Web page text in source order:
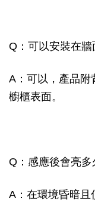
Q：可以安裝在牆
A：可以，產品附
櫥櫃表面。
Q：感應後會亮多
A：在環境昏暗且